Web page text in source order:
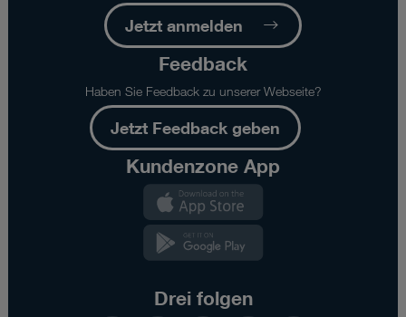
Jetzt anmelden
Feedback
Haben Sie Feedback zu unserer Webseite?
Jetzt Feedback geben
Kundenzone App
Drei folgen